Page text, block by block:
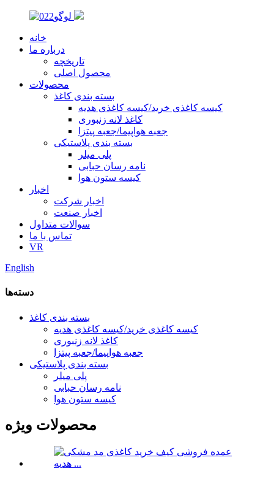
خانه
درباره ما
تاریخچه
محصول اصلی
محصولات
بسته بندی کاغذ
کیسه کاغذی خرید/کیسه کاغذی هدیه
کاغذ لانه زنبوری
جعبه هواپیما/جعبه پیتزا
بسته بندی پلاستیکی
پلی میلر
نامه رسان حبابی
کیسه ستون هوا
اخبار
اخبار شرکت
اخبار صنعت
سوالات متداول
تماس با ما
VR
English
دسته‌ها
بسته بندی کاغذ
کیسه کاغذی خرید/کیسه کاغذی هدیه
کاغذ لانه زنبوری
جعبه هواپیما/جعبه پیتزا
بسته بندی پلاستیکی
پلی میلر
نامه رسان حبابی
کیسه ستون هوا
محصولات ویژه